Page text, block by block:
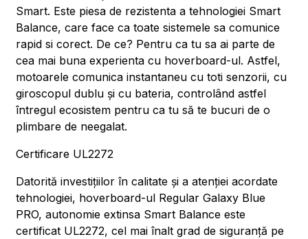
Smart. Este piesa de rezistenta a tehnologiei Smart
Balance, care face ca toate sistemele sa comunice
rapid si corect. De ce? Pentru ca tu sa ai parte de
cea mai buna experienta cu hoverboard-ul. Astfel,
motoarele comunica instantaneu cu toti senzorii, cu
giroscopul dublu și cu bateria, controlând astfel
întregul ecosistem pentru ca tu să te bucuri de o
plimbare de neegalat.
Certificare UL2272
Datorită investițiilor în calitate și a atenției acordate
tehnologiei, hoverboard-ul Regular Galaxy Blue
PRO, autonomie extinsa Smart Balance este
certificat UL2272, cel mai înalt grad de siguranță pe